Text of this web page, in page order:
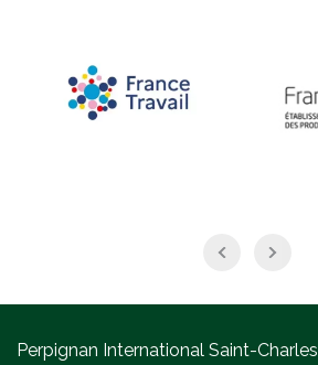
Perpignan International Saint-Charles